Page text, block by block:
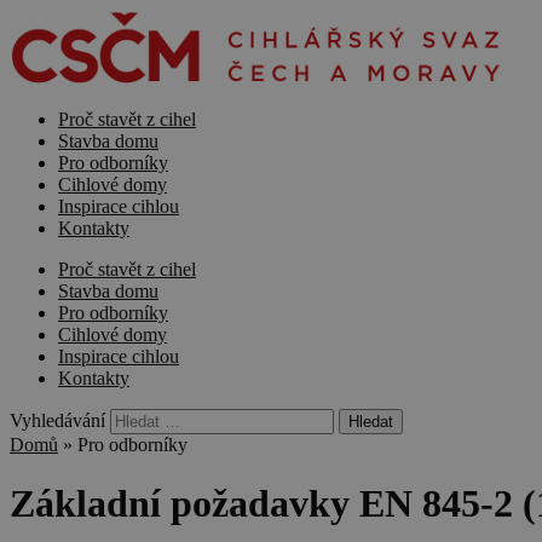
Proč stavět z cihel
Stavba domu
Pro odborníky
Cihlové domy
Inspirace cihlou
Kontakty
Proč stavět z cihel
Stavba domu
Pro odborníky
Cihlové domy
Inspirace cihlou
Kontakty
Vyhledávání
Domů » Pro odborníky
Základní požadavky EN 845-2